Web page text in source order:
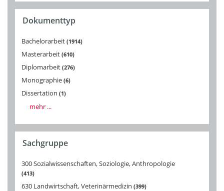
Dokumenttyp
Bachelorarbeit 1914
Masterarbeit 610
Diplomarbeit 276
Monographie 6
Dissertation 1
mehr ...
Sachgruppe
300 Sozialwissenschaften, Soziologie, Anthropologie
413
630 Landwirtschaft, Veterinärmedizin 399